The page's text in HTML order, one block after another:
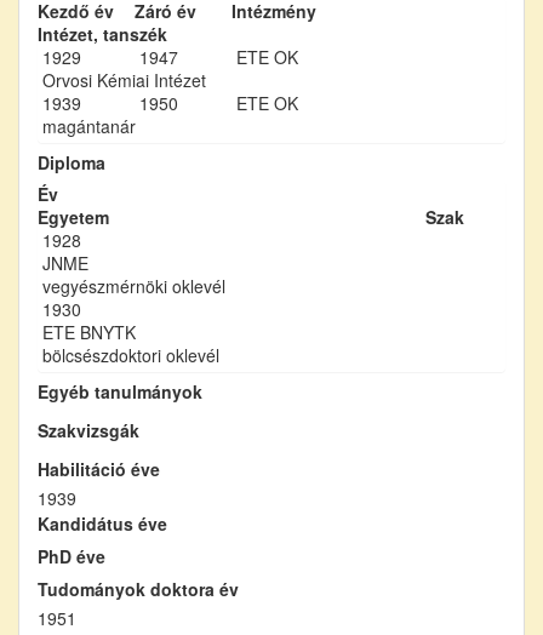
Kezdő év
Záró év
Intézmény
Intézet, tanszék
1929
1947
ETE OK
Orvosi Kémiai Intézet
1939
1950
ETE OK
magántanár
Diploma
Év
Egyetem
Szak
1928
JNME
vegyészmérnöki oklevél
1930
ETE BNYTK
bölcsészdoktori oklevél
Egyéb tanulmányok
Szakvizsgák
Habilitáció éve
1939
Kandidátus éve
PhD éve
Tudományok doktora év
1951